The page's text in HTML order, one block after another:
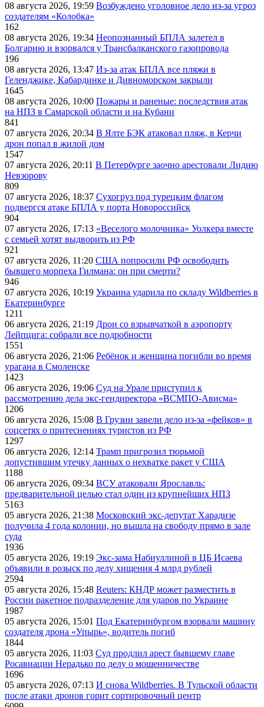
08 августа 2026, 19:59 Возбуждено уголовное дело из-за угроз
создателям «Колобка»
162
08 августа 2026, 19:34 Неопознанный БПЛА залетел в
Болгарию и взорвался у Трансбалканского газопровода
196
08 августа 2026, 13:47 Из-за атак БПЛА все пляжи в
Геленджике, Кабардинке и Дивноморском закрыли
1645
08 августа 2026, 10:00 Пожары и раненые: последствия атак
на НПЗ в Самарской области и на Кубани
841
07 августа 2026, 20:34 В Ялте БЭК атаковал пляж, в Керчи
дрон попал в жилой дом
1547
07 августа 2026, 20:11 В Петербурге заочно арестовали Лидию
Невзорову
809
07 августа 2026, 18:37 Сухогруз под турецким флагом
подвергся атаке БПЛА у порта Новороссийск
904
07 августа 2026, 17:13 «Веселого молочника» Уолкера вместе
с семьей хотят выдворить из РФ
921
07 августа 2026, 11:20 США попросили РФ освободить
бывшего морпеха Гилмана: он при смерти?
946
07 августа 2026, 10:19 Украина ударила по складу Wildberries в
Екатеринбурге
1211
06 августа 2026, 21:19 Дрон со взрывчаткой в аэропорту
Лейпцига: собрали все подробности
1551
06 августа 2026, 21:06 Ребёнок и женщина погибли во время
урагана в Смоленске
1423
06 августа 2026, 19:06 Суд на Урале приступил к
рассмотрению дела экс-гендиректора «ВСМПО-Ависма»
1206
06 августа 2026, 15:08 В Грузии завели дело из-за «фейков» в
соцсетях о притеснениях туристов из РФ
1297
06 августа 2026, 12:14 Трамп пригрозил тюрьмой
допустившим утечку данных о нехватке ракет у США
1188
06 августа 2026, 09:34 ВСУ атаковали Ярославль:
предварительной целью стал один из крупнейших НПЗ
5163
05 августа 2026, 21:38 Московский экс-депутат Харадизе
получила 4 года колонии, но вышла на свободу прямо в зале
суда
1936
05 августа 2026, 19:19 Экс-зама Набиуллиной в ЦБ Исаева
объявили в розыск по делу хищения 4 млрд рублей
2594
05 августа 2026, 15:48 Reuters: КНДР может разместить в
России ракетное подразделение для ударов по Украине
1987
05 августа 2026, 15:01 Под Екатеринбургом взорвали машину
создателя дрона «Упырь», водитель погиб
1844
05 августа 2026, 11:03 Суд продлил арест бывшему главе
Росавиации Нерадько по делу о мошенничестве
1696
05 августа 2026, 07:13 И снова Wildberries. В Тульской области
после атаки дронов горит сортировочный центр